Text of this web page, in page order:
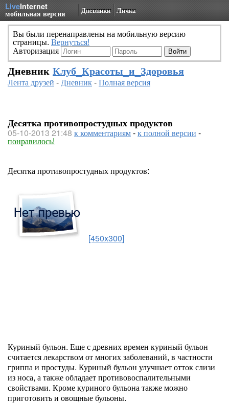
LiveInternet
мобильная версия Дневники Личка
Вы были перенаправлены на мобильную версию
страницы. Вернуться!
Авторизация
Дневник Клуб_Красоты_и_Здоровья
Лента друзей -Дневник-Полная версия
Десятка противопростудных продуктов
05-10-2013 21:48 к комментариям-к полной версии -
понравилось!
Десятка противопростудных продуктов:
[450x300]
Куриный бульон. Еще с древних времен куриный бульон
считается лекарством от многих заболеваний, в частности
гриппа и простуды. Куриный бульон улучшает отток слизи
из носа, а также обладает противовоспалительными
свойствами. Кроме куриного бульона также можно
приготовить и овощные бульоны.